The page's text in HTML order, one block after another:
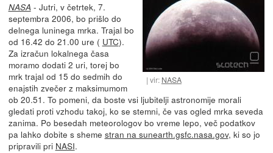
vir: NASA
NASA - Jutri, v četrtek, 7.
septembra 2006, bo prišlo do
delnega luninega mrka. Trajal bo
od 16.42 do 21.00 ure ( UTC).
Za izračun lokalnega časa
moramo dodati 2 uri, torej bo
mrk trajal od 15 do sedmih do
enajstih zvečer z maksimumom
ob 20.51. To pomeni, da boste vsi ljubitelji astronomije morali
gledati proti vzhodu takoj, ko se stemni, če vas ogled mrka seveda
zanima. Po besedah meteorologov bo vreme lepo, več podatkov
pa lahko dobite s sheme stran na sunearth.gsfc.nasa.gov, ki so jo
pripravili pri NASI.